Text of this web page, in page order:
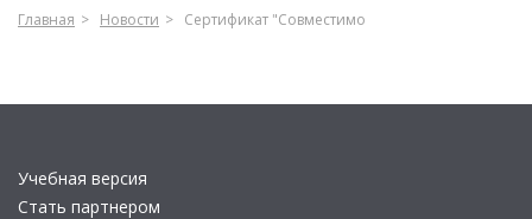
Главная Новости Сертификат "Совместимо
Учебная версия
Стать партнером